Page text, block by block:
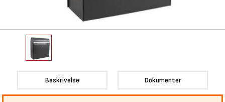
Beskrivelse Dokumenter